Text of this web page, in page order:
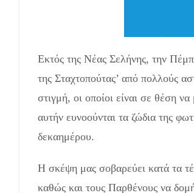
Εκτός της Νέας Σελήνης, την
της Σταχτοπούτας’ από πολλούς
στιγμή, οι οποίοι είναι σε θέση
αυτήν ευνοούνται τα ζώδια της
δεκαημέρου.
Η σκέψη μας σοβαρεύει κατά τα
καθώς και τους Παρθένους να